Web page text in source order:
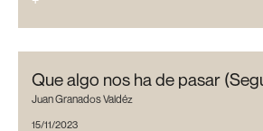
Que algo nos ha de pasar
Juan Granados Valdéz
15/11/2023